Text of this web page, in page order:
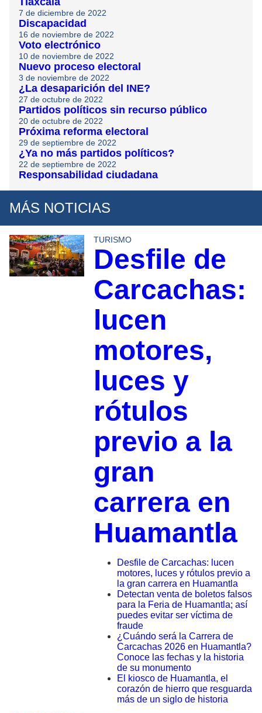
7 de diciembre de 2022
Discapacidad
16 de noviembre de 2022
Voto electrónico
10 de noviembre de 2022
Nuevo proceso electoral
3 de noviembre de 2022
¿La desaparición del INE?
27 de octubre de 2022
Partidos políticos sin recurso público
20 de octubre de 2022
Próxima reforma electoral
29 de septiembre de 2022
¿Ya no más partidos políticos?
22 de septiembre de 2022
Responsabilidad ciudadana
MÁS NOTICIAS
TURISMO
Desfile de
Carcachas:
lucen
motores,
luces y
rótulos
previo a la
gran
carrera en
Huamantla
Desfile de Carcachas: lucen
motores, luces y rótulos previo a
la gran carrera en Huamantla
Detectan venta de boletos falsos
para la Feria de Huamantla; así
puedes evitar ser víctima de
fraude
¿Cuándo será la Carrera de
Carcachas 2026 en Huamantla?
Conoce las fechas y la historia
de su monumento
El kiosco de Huamantla, el
corazón de hierro que resguarda
más de un siglo de historia